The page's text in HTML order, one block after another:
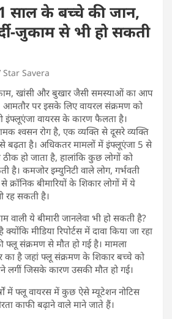
साल के बच्चे की जान,
जुकाम से भी हो सकती
Star Savera
खांसी और बुखार जैसी समस्याओं का आप
आमतौर पर इसके लिए वायरल संक्रमण को
इंफ्लूएंजा वायरस के कारण फैलता है।
श्वसन रोग है, एक व्यक्ति से दूसरे व्यक्ति
बढ़ता है। अधिकतर मामलों में इंफ्लूएंजा 5 से
ठीक हो जाता है, हालांकि कुछ लोगों को
कमजोर इम्युनिटी वाले लोग, गर्भवती
बीमारियों के शिकार लोगों में ये
रह सकती है।
वाली ये बीमारी जानलेवा भी हो सकती है?
मीडिया रिपोर्टस में दावा किया जा रहा
संक्रमण से मौत हो गई है। मामला
का है जहां फ्लू संक्रमण के शिकार बच्चे को
लगीं जिसके कारण उसकी मौत हो गई।
में फ्लू वायरस में कुछ ऐसे म्यूटेशन नोटिस
काफी बढ़ाने वाले माने जाते हैं।